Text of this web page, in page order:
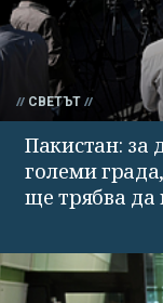
СВЕТЪТ
Пакистан: за
големи
ще трябва да